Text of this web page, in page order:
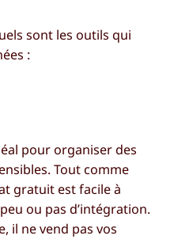
sont les outils qui
:
pour organiser des
Tout comme
gratuit est facile à
ou pas d’intégration.
il ne vend pas vos